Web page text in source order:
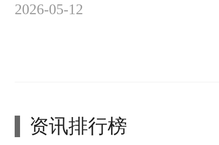
2026-05-12
资讯排行榜